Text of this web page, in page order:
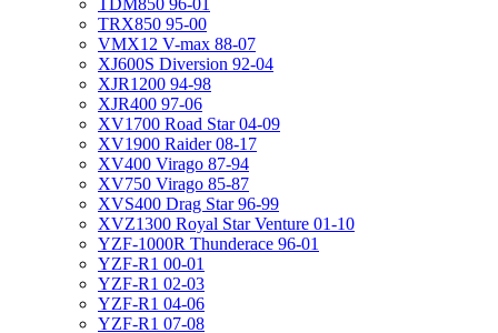
TDM850 96-01
TRX850 95-00
VMX12 V-max 88-07
XJ600S Diversion 92-04
XJR1200 94-98
XJR400 97-06
XV1700 Road Star 04-09
XV1900 Raider 08-17
XV400 Virago 87-94
XV750 Virago 85-87
XVS400 Drag Star 96-99
XVZ1300 Royal Star Venture 01-10
YZF-1000R Thunderace 96-01
YZF-R1 00-01
YZF-R1 02-03
YZF-R1 04-06
YZF-R1 07-08